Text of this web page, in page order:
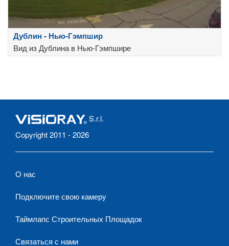
Дублин - Нью-Гэмпшир
Вид из Дублина в Нью-Гэмпшире
S.r.l.
Copyright 2011 - 2026
О нас
Подключите свою камеру
Таймлапс Строительных Площадок
Связаться с нами